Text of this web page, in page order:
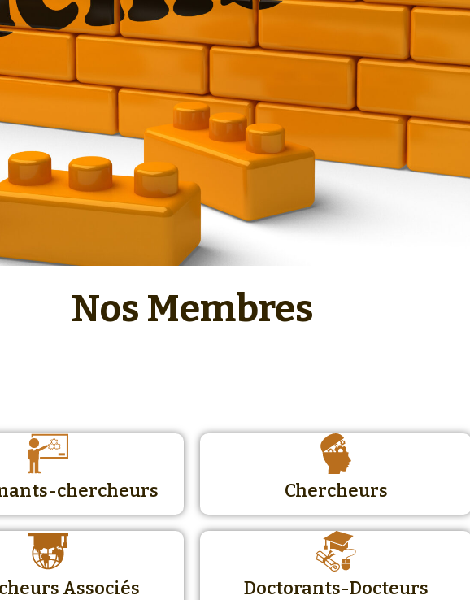
Nos Membres
chercheurs Chercheurs
Associés Doctorants-Docteurs